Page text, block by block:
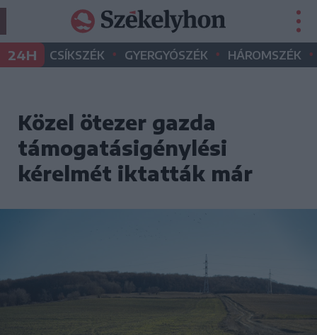
24H CSÍKSZÉK • GYERGYÓSZÉK • HÁROMSZÉK •
Közel ötezer gazda
támogatásigénylési
kérelmét iktatták már